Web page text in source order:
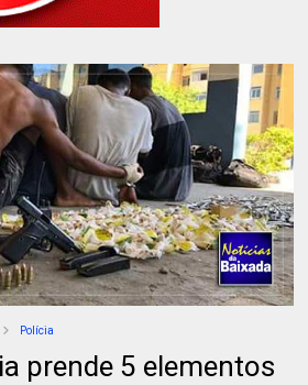
Polícia
prende 5 elementos